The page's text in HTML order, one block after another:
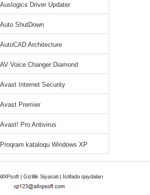
Auslogics Driver Updater
Auto ShutDown
AutoCAD Architecture
AV Voice Changer Diamond
Avast Internet Security
Avast Premier
Avast! Pro Antivirus
Proqram kataloqu Windows XP
| Gizlilik Siyasəti | İstifadə qaydaları